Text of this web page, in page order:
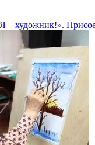
– художник!».